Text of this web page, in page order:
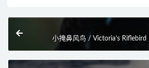
小掩鼻风鸟 / Victoria’s